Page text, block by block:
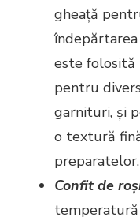
gheață
este
pentru
garnituri, și
o textură
preparatelor.
Confit de